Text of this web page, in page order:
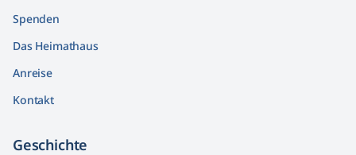
Spenden
Das Heimathaus
Anreise
Kontakt
Geschichte